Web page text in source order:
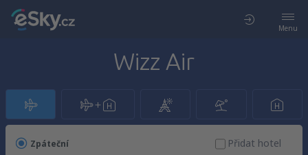
Menu
Wizz Air
Zpáteční
Přidat hotel